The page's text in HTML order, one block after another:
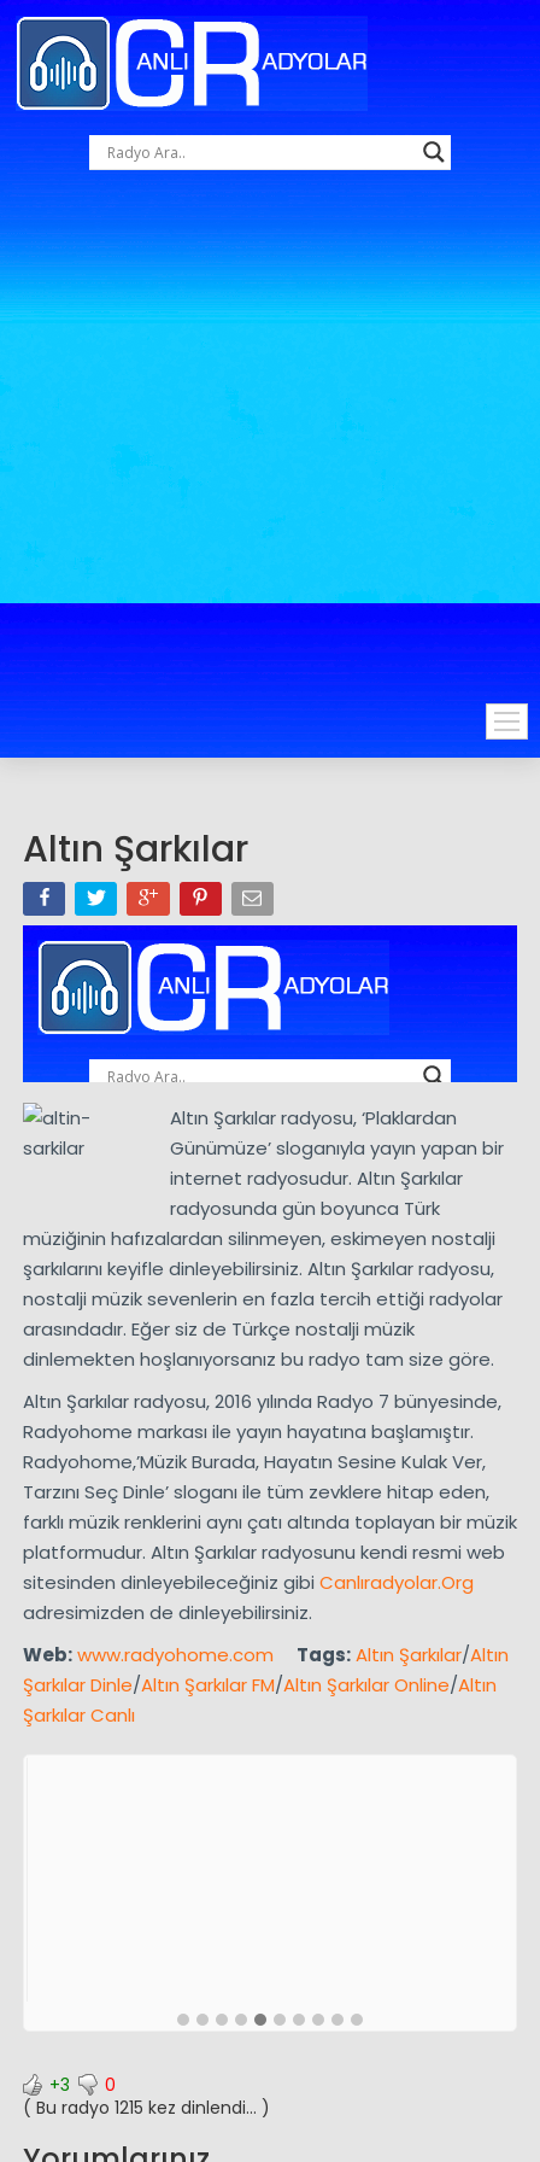
Altın Şarkılar
Altın Şarkılar radyosu, ‘Plaklardan
Günümüze’ sloganıyla yayın yapan bir
internet radyosudur. Altın Şarkılar
radyosunda gün boyunca Türk
müziğinin hafızalardan silinmeyen, eskimeyen nostalji
şarkılarını keyifle dinleyebilirsiniz. Altın Şarkılar radyosu,
nostalji müzik sevenlerin en fazla tercih ettiği radyolar
arasındadır. Eğer siz de Türkçe nostalji müzik
dinlemekten hoşlanıyorsanız bu radyo tam size göre.
Altın Şarkılar radyosu, 2016 yılında Radyo 7 bünyesinde,
Radyohome markası ile yayın hayatına başlamıştır.
Radyohome,’Müzik Burada, Hayatın Sesine Kulak Ver,
Tarzını Seç Dinle’ sloganı ile tüm zevklere hitap eden,
farklı müzik renklerini aynı çatı altında toplayan bir müzik
platformudur. Altın Şarkılar radyosunu kendi resmi web
sitesinden dinleyebileceğiniz gibi Canlıradyolar.Org
adresimizden de dinleyebilirsiniz.
Web:www.radyohome.com Tags:Altın Şarkılar/Altın
Şarkılar Dinle/Altın Şarkılar FM/Altın Şarkılar Online/Altın
Şarkılar Canlı
+3
0
( Bu radyo 1215 kez dinlendi... )